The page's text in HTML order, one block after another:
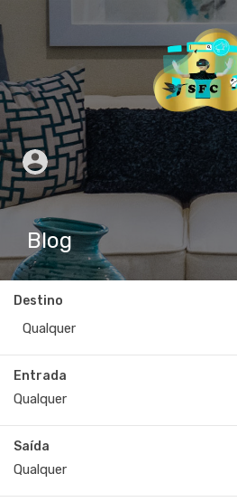
Blog
Destino
Qualquer
Entrada
Saída